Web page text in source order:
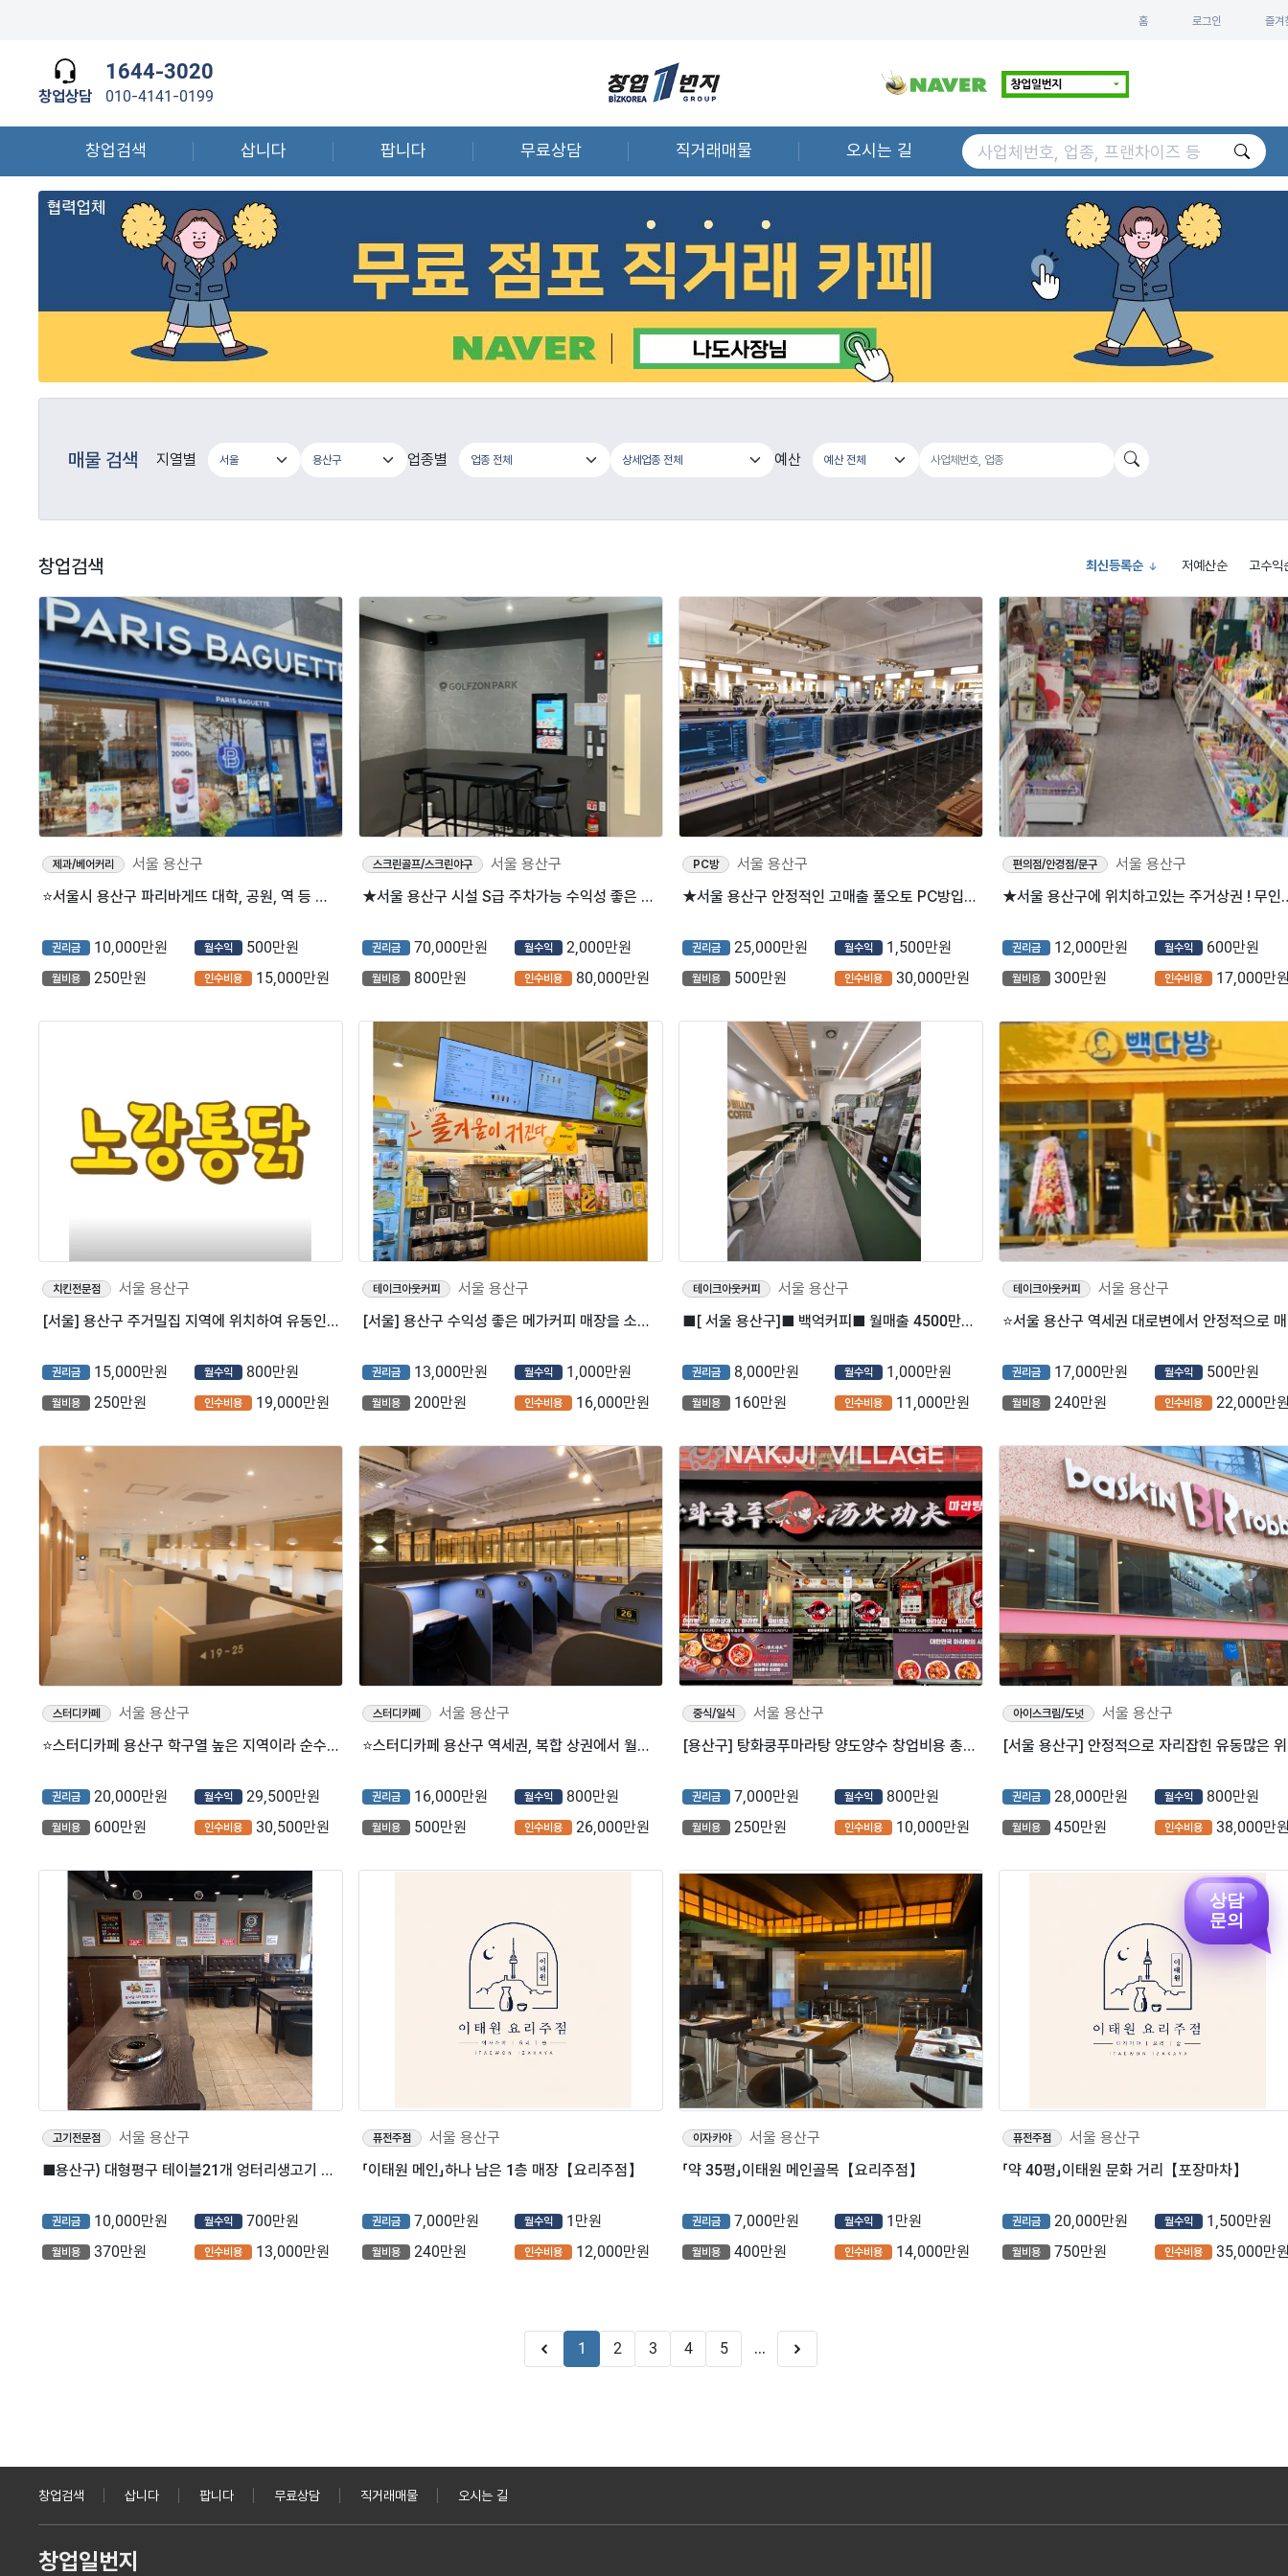
홈 로그인 즐겨
창업상담
1644-3020
010-4141-0199
창업검색 삽니다 팝니다 무료상담 직거래매물 오시는 길
매물 검색 지열별 업종별 예산
창업검색 최신등록순 저예산순 고수익
제과/베어커리
서울 용산구
⭐서울시 용산구 파리바게뜨 대학, 공원, 역 등 인프라 잘 갖춰진 지역으로 유동인구가 많은 곳입니다.
권리금 10,000만원 월수익 500만원
월비용 250만원 인수비용 15,000만원
스크린골프/스크린야구
서울 용산구
★서울 용산구 시설 S급 주차가능 수익성 좋은 골프존파크입니다~★
권리금 70,000만원 월수익 2,000만원
월비용 800만원 인수비용 80,000만원
PC방
서울 용산구
★서울 용산구 안정적인 고매출 풀오토 PC방입니다~★
권리금 25,000만원 월수익 1,500만원
월비용 500만원 인수비용 30,000만원
편의점/안경점/문구
서울 용산구
★서울 용산구에 위
권리금 12,000만원 월수익 600만원
월비용 300만원 인수비용 17,000만
치킨전문점
서울 용산구
[서울] 용산구 주거밀집 지역에 위치하여 유동인구 많은 노랑통닭을 소개합니다!
권리금 15,000만원 월수익 800만원
월비용 250만원 인수비용 19,000만원
테이크아웃커피
서울 용산구
[서울] 용산구 수익성 좋은 메가커피 매장을 소개합니다!!
권리금 13,000만원 월수익 1,000만원
월비용 200만원 인수비용 16,000만원
테이크아웃커피
서울 용산구
■[ 서울 용산구]■ 백억커피■ 월매출 4500만원 나오는매장 나왔습니다.■
권리금 8,000만원 월수익 1,000만원
월비용 160만원 인수비용 11,000만원
테이크아웃커피
서울 용산구
권리금 17,000만원 월수익 500만원
월비용 240만원 인수비용 22,000만
스터디카페
서울 용산구
⭐스터디카페 용산구 학구열 높은 지역이라 순수익 1300이상 나오는 고수익 대형 스터디카페입니다.
권리금 20,000만원 월수익 29,500만원
월비용 600만원 인수비용 30,500만원
스터디카페
서울 용산구
⭐스터디카페 용산구 역세권, 복합 상권에서 월평균 1,600만원 고매출 매장입니다.
권리금 16,000만원 월수익 800만원
월비용 500만원 인수비용 26,000만원
중식/일식
서울 용산구
[용산구] 탕화쿵푸마라탕 양도양수 창업비용 총정리 (프랜차이즈)
권리금 7,000만원 월수익 800만원
월비용 250만원 인수비용 10,000만원
아이스크림/도넛
서울 용산구
권리금 28,000만원 월수익 800만원
월비용 450만원 인수비용 38,000만
고기전문점
서울 용산구
■용산구) 대형평구 테이블21개 엉터리생고기 매장을 소개합니다.■
권리금 10,000만원 월수익 700만원
월비용 370만원 인수비용 13,000만원
퓨전주점
서울 용산구
「이태원 메인」하나 남은 1층 매장【요리주점】
권리금 7,000만원 월수익 1만원
월비용 240만원 인수비용 12,000만원
이자카야
서울 용산구
「약 35평」이태원 메인골목【요리주점】
권리금 7,000만원 월수익 1만원
월비용 400만원 인수비용 14,000만원
퓨전주점
서울 용산구
「약 40평」이태원 문화 거리【포장마차】
권리금 20,000만원 월수익 1,500만원
월비용 750만원 인수비용 35,000만
1 2 3 4 5 ...
창업검색 삽니다 팝니다 무료상담 직거래매물 오시는 길
창업일번지
상담
문의